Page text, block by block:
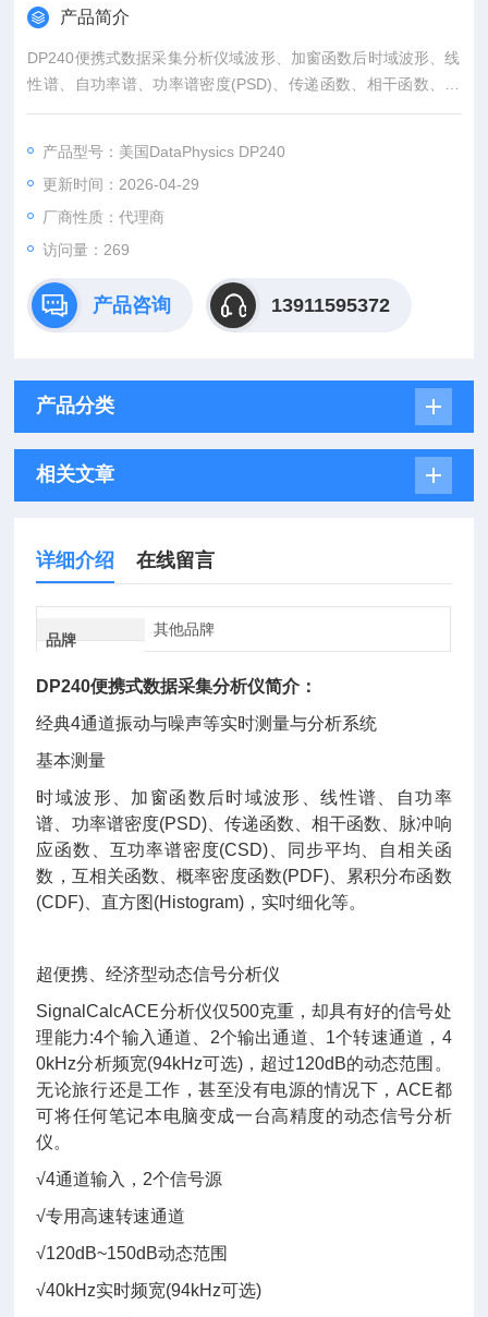
产品简介
DP240便携式数据采集分析仪域波形、加窗函数后时域波形、线
性谱、自功率谱、功率谱密度(PSD)、传递函数、相干函数、脉
冲响应函数、互功率谱密度(CSD)、同步平均、自相关函数，互
(Histogram)，实吋细化等。
产品型号：美国DataPhysics DP240
更新时间：2026-04-29
厂商性质：代理商
访问量：269
产品咨询 13911595372
产品分类
相关文章
详细介绍 在线留言
品牌
其他品牌
DP240便携式数据采集分析仪简介：
经典4通道振动与噪声等实时测量与分析系统
基本测量
时域波形、加窗函数后时域波形、线性谱、自功率
谱、功率谱密度(PSD)、传递函数、相干函数、脉冲响
应函数、互功率谱密度(CSD)、同步平均、自相关函
数，互相关函数、概率密度函数(PDF)、累积分布函数
(CDF)、直方图(Histogram)，实吋细化等。
超便携、经济型动态信号分析仪
SignalCalcACE分析仪仅500克重，却具有好的信号处
理能力:4个输入通道、2个输出通道、1个转速通道，4
0kHz分析频宽(94kHz可选)，超过120dB的动态范围。
无论旅行还是工作，甚至没有电源的情况下，ACE都
可将任何笔记本电脑变成一台高精度的动态信号分析
仪。
√4通道输入，2个信号源
√专用高速转速通道
√120dB~150dB动态范围
√40kHz实时频宽(94kHz可选)